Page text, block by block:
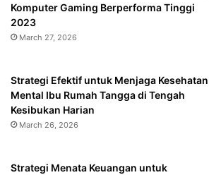
Komputer Gaming Berperforma Tinggi
2023
March 27, 2026
Strategi Efektif untuk Menjaga Kesehatan
Mental Ibu Rumah Tangga di Tengah
Kesibukan Harian
March 26, 2026
Strategi Menata Keuangan untuk